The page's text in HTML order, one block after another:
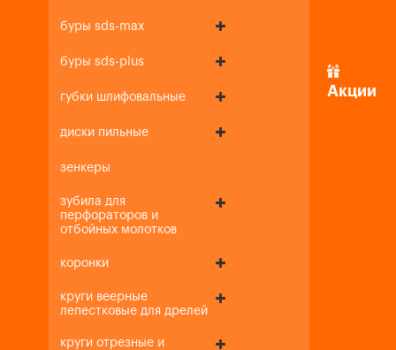
буры sds-max
буры sds-plus
губки шлифовальные
диски пильные
зенкеры
зубила для
перфораторов и
отбойных молотков
коронки
круги веерные
лепестковые для дрелей
круги отрезные и
Акции